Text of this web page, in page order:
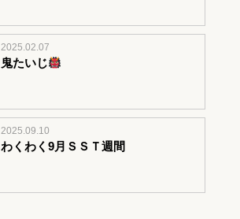
2025.02.07
鬼たいじ
2025.09.10
わくわく9月ＳＳＴ週間